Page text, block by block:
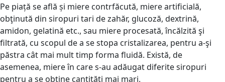
Pe piață se află și miere contrfăcută, miere artificială,
obţinută din siropuri tari de zahăr, glucoză, dextrină,
amidon, gelatină etc., sau miere procesată, încălzită şi
filtrată, cu scopul de a se stopa cristalizarea, pentru a-şi
păstra cât mai mult timp forma fluidă. Există, de
asemenea, miere în care s-au adăugat diferite siropuri
pentru a se obţine cantităţi mai mari.